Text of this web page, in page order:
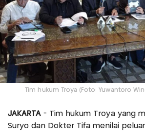
Tim hukum Troya (Foto: Yuwantoro
JAKARTA- Tim hukum Troya yang
Suryo dan Dokter Tifa menilai